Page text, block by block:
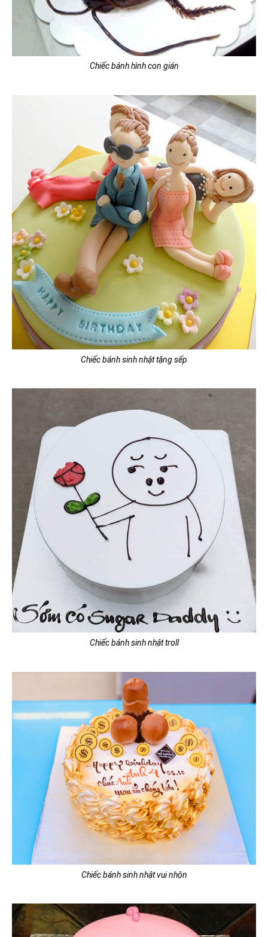
Chiếc bánh hình con gián
Chiếc bánh sinh nhật tặng sếp
Chiếc bánh sinh nhật troll
Chiếc bánh sinh nhật vui nhộn